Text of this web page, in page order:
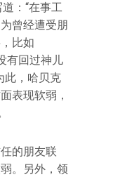
：“在事工
曾经遭受朋
比如
有回过神儿
此，哈贝克
表现软弱，
的朋友联
。另外，领